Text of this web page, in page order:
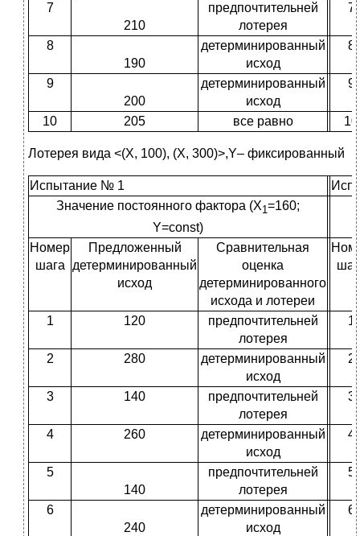
7
210
предпочтительней
лотерея
7
8
190
детерминированный
исход
8
9
200
детерминированный
исход
9
10 205 все равно 10
Лотерея вида <(X, 100), (X, 300)>,Y– фиксированный
Испытание № 1
Значение постоянного фактора (X1=160;
Y=const)
Номер
шага
Предложенный
детерминированный
исход
Сравнительная
оценка
детерминированного
исхода и лотереи
1 120
предпочтительней
лотерея
1
2 280
детерминированный
исход
2
3 140
предпочтительней
лотерея
3
4 260
детерминированный
исход
4
5
140
предпочтительней
лотерея
5
6
240
детерминированный
исход
6